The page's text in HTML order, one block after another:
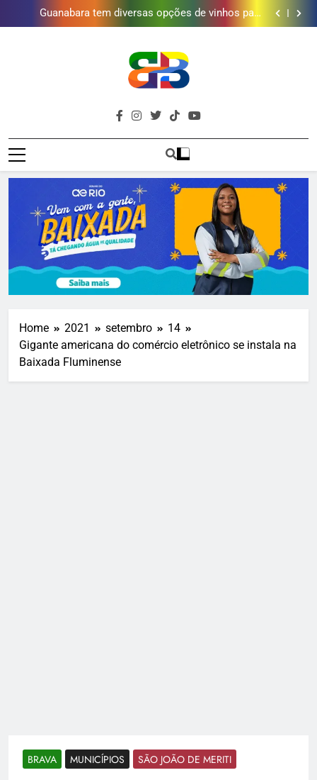
de água por ano na Baixada Fluminense
Guanabara tem diversas opções de vinhos para
presentear o seu pai. Descubra como escolher o que
Gastro Samba reúne Nosso Sentimento e Gustavo
vinho em campanha de Dia dos Pais
Obra garante a preservação de 190 milhões de litros
de água por ano na Baixada Fluminense
Guanabara tem diversas opções de vinhos para
presentear o seu pai. Descubra como escolher o que
mais combina com ele
Gastro Samba reúne Nosso Sentimento e Gustavo
Lins em Nova Iguaçu neste fim de semana
Shopping Grande Rio sorteia MacBook e oferece
de água por ano na Baixada Fluminense
Brava
Baixada
Baixada Fluminense Em Destaque!
Home 2021 setembro
14
Gigante americana do comércio eletrônico se instala na
Baixada Fluminense
BRAVA MUNICÍPIOS SÃO JOÃO DE MERITI